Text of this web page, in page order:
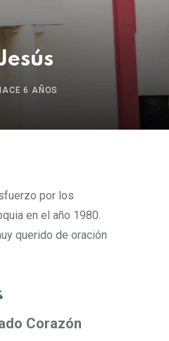
6 AÑOS
en el año 1980.
querido de oración
Corazón